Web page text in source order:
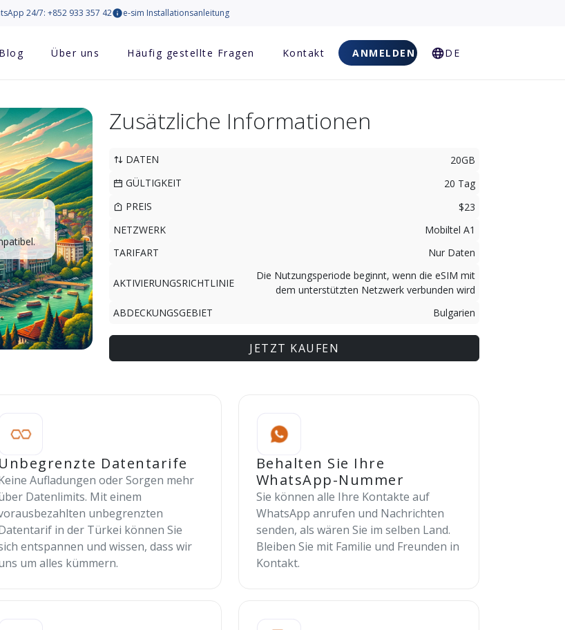
24/7: +852 933 357 42 e-sim Installationsanleitung
Blog Über uns Häufig gestellte Fragen Kontakt ANMELDEN DE
Zusätzliche Informationen
DATEN
20GB
GÜLTIGKEIT
20 Tag
PREIS
$23
NETZWERK
Mobiltel A1
TARIFART
Nur Daten
AKTIVIERUNGSRICHTLINIE
Die Nutzungsperiode beginnt, wenn die eSIM mit
dem unterstützten Netzwerk verbunden wird
ABDECKUNGSGEBIET
Bulgarien
JETZT KAUFEN
Unbegrenzte Datentarife
Aufladungen oder Sorgen mehr
Datenlimits. Mit einem
unbegrenzten
in der Türkei können Sie
entspannen und wissen, dass wir
um alles kümmern.
Behalten Sie Ihre
WhatsApp-Nummer
Sie können alle Ihre Kontakte auf
WhatsApp anrufen und Nachrichten
senden, als wären Sie im selben Land.
Bleiben Sie mit Familie und Freunden in
Kontakt.